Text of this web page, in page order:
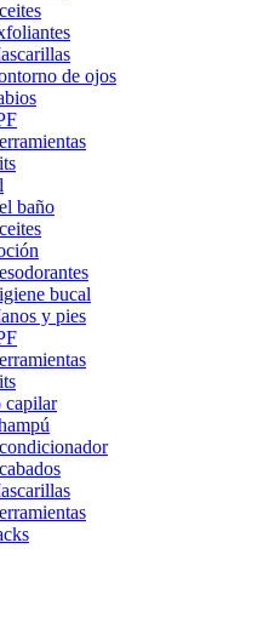
de ojos
baño
bucal
y pies
capilar